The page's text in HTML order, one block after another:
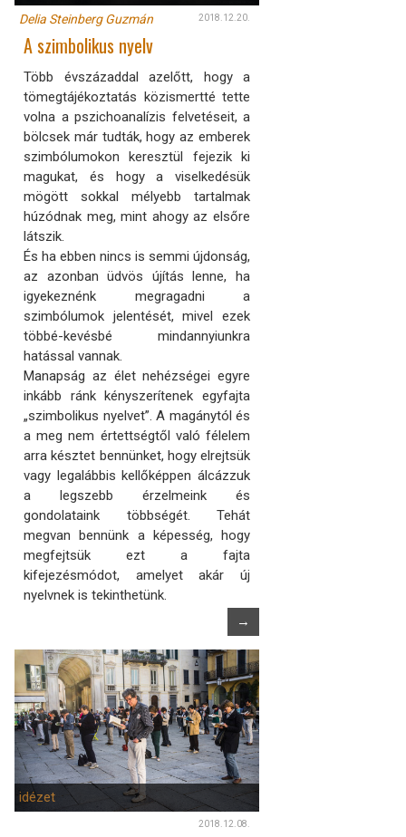
Delia Steinberg Guzmán 2018.12.20.
A szimbolikus nyelv
Több évszázaddal azelőtt, hogy a
tömegtájékoztatás közismertté tette
volna a pszichoanalízis felvetéseit, a
bölcsek már tudták, hogy az emberek
szimbólumokon keresztül fejezik ki
magukat, és hogy a viselkedésük
mögött sokkal mélyebb tartalmak
húzódnak meg, mint ahogy az elsőre
látszik.
És ha ebben nincs is semmi újdonság,
az azonban üdvös újítás lenne, ha
igyekeznénk megragadni a
szimbólumok jelentését, mivel ezek
többé-kevésbé mindannyiunkra
hatással vannak.
Manapság az élet nehézségei egyre
inkább ránk kényszerítenek egyfajta
„szimbolikus nyelvet”. A magánytól és
a meg nem értettségtől való félelem
arra késztet bennünket, hogy elrejtsük
vagy legalábbis kellőképpen álcázzuk
a legszebb érzelmeink és
gondolataink többségét. Tehát
megvan bennünk a képesség, hogy
megfejtsük ezt a fajta
kifejezésmódot, amelyet akár új
nyelvnek is tekinthetünk.
→
idézet
2018.12.08.